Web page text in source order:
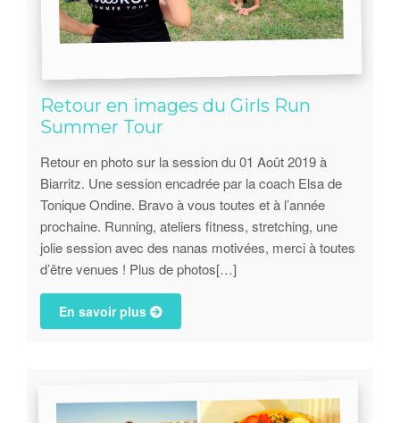
Retour en images du Girls Run
Summer Tour
Retour en photo sur la session du 01 Août 2019 à
Biarritz. Une session encadrée par la coach Elsa de
Tonique Ondine. Bravo à vous toutes et à l’année
prochaine. Running, ateliers fitness, stretching, une
jolie session avec des nanas motivées, merci à toutes
d’être venues ! Plus de photos[…]
En savoir plus